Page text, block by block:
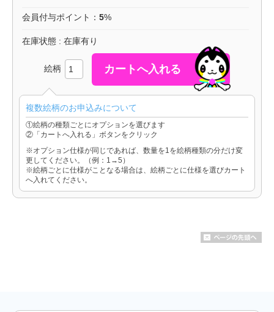
会員付与ポイント： 5%
在庫状態 : 在庫有り
絵柄
複数絵柄のお申込みについて
①絵柄の種類ごとにオプションを選びます
②「カートへ入れる」ボタンをクリック
※オプション仕様が同じであれば、数量を1を絵柄種類の分だけ変
更してください。（例：1→5）
※絵柄ごとに仕様がことなる場合は、絵柄ごとに仕様を選びカート
へ入れてください。